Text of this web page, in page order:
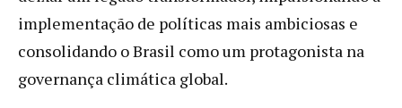
implementação de políticas mais ambiciosas e
consolidando o Brasil como um protagonista na
governança climática global.